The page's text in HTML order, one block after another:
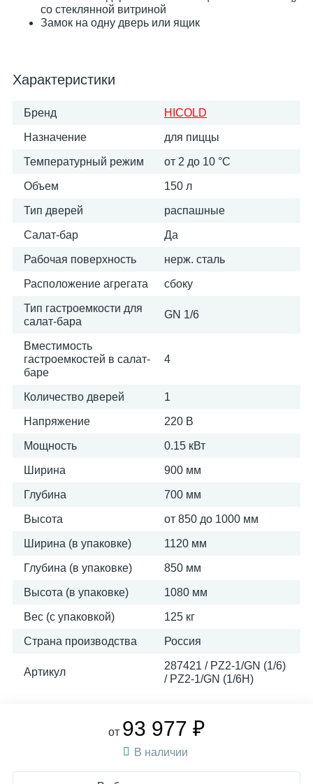
со стеклянной витриной
Замок на одну дверь или ящик
Характеристики
Бренд HICOLD
Назначение для пиццы
Температурный режим от 2 до 10 °С
Объем 150 л
Тип дверей распашные
Салат-бар Да
Рабочая поверхность нерж. сталь
Расположение агрегата сбоку
Тип гастроемкости для
салат-бара
GN 1/6
Вместимость
гастроемкостей в салат-
баре
4
Количество дверей 1
Напряжение 220 В
Мощность 0.15 кВт
Ширина 900 мм
Глубина 700 мм
Высота от 850 до 1000 мм
Ширина (в упаковке) 1120 мм
Глубина (в упаковке) 850 мм
Высота (в упаковке) 1080 мм
Вес (с упаковкой) 125 кг
Страна производства Россия
Артикул
287421 / PZ2-1/GN (1/6)
/ PZ2-1/GN (1/6H)
от 93 977 ₽
В наличии